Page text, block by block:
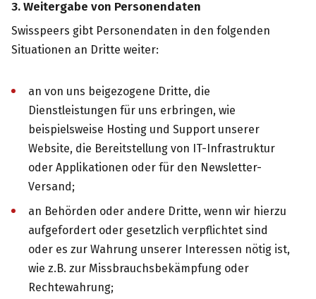
3. Weitergabe von Personendaten
Swisspeers gibt Personendaten in den folgenden
Situationen an Dritte weiter:
an von uns beigezogene Dritte, die
Dienstleistungen für uns erbringen, wie
beispielsweise Hosting und Support unserer
Website, die Bereitstellung von IT-Infrastruktur
oder Applikationen oder für den Newsletter-
Versand;
an Behörden oder andere Dritte, wenn wir hierzu
aufgefordert oder gesetzlich verpflichtet sind
oder es zur Wahrung unserer Interessen nötig ist,
wie z.B. zur Missbrauchsbekämpfung oder
Rechtewahrung;